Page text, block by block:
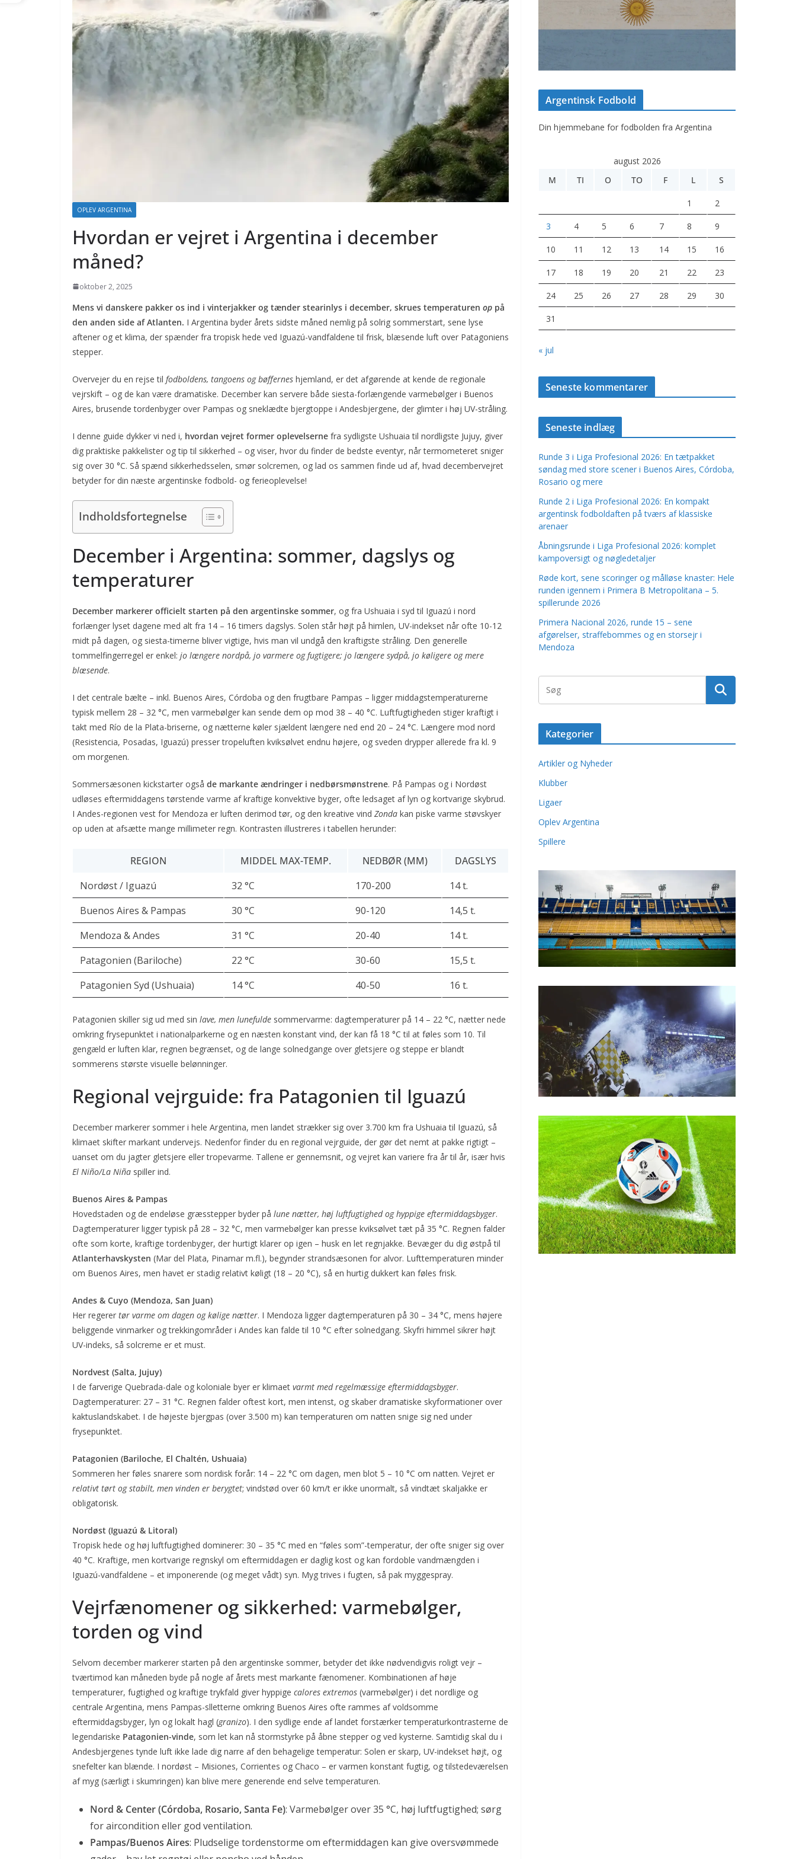
OPLEV ARGENTINA
Hvordan er vejret i Argentina i december
måned?
oktober 2, 2025
Mens vi danskere pakker os ind i vinterjakker og tænder stearinlys i december, skrues temperaturen op på
den anden side af Atlanten. I Argentina byder årets sidste måned nemlig på solrig sommerstart, sene lyse
aftener og et klima, der spænder fra tropisk hede ved Iguazú-vandfaldene til frisk, blæsende luft over Patagoniens
stepper.
Overvejer du en rejse til fodboldens, tangoens og bøffernes hjemland, er det afgørende at kende de regionale
vejrskift – og de kan være dramatiske. December kan servere både siesta-forlængende varmebølger i Buenos
Aires, brusende tordenbyger over Pampas og sneklædte bjergtoppe i Andesbjergene, der glimter i høj UV-stråling.
I denne guide dykker vi ned i, hvordan vejret former oplevelserne fra sydligste Ushuaia til nordligste Jujuy, giver
dig praktiske pakkelister og tip til sikkerhed – og viser, hvor du finder de bedste eventyr, når termometeret sniger
sig over 30 °C. Så spænd sikkerhedsselen, smør solcremen, og lad os sammen finde ud af, hvad decembervejret
betyder for din næste argentinske fodbold- og ferieoplevelse!
Indholdsfortegnelse
December i Argentina: sommer, dagslys og
temperaturer
December markerer officielt starten på den argentinske sommer, og fra Ushuaia i syd til Iguazú i nord
forlænger lyset dagene med alt fra 14 – 16 timers dagslys. Solen står højt på himlen, UV-indekset når ofte 10-12
midt på dagen, og siesta-timerne bliver vigtige, hvis man vil undgå den kraftigste stråling. Den generelle
tommelfingerregel er enkel: jo længere nordpå, jo varmere og fugtigere; jo længere sydpå, jo køligere og mere
blæsende.
I det centrale bælte – inkl. Buenos Aires, Córdoba og den frugtbare Pampas – ligger middags­temperaturerne
typisk mellem 28 – 32 °C, men varmebølger kan sende dem op mod 38 – 40 °C. Luftfugtigheden stiger kraftigt i
takt med Río de la Plata-briserne, og nætterne køler sjældent længere ned end 20 – 24 °C. Længere mod nord
(Resistencia, Posadas, Iguazú) presser tropeluften kviksølvet endnu højere, og sveden drypper allerede fra kl. 9
om morgenen.
Sommersæsonen kickstarter også de markante ændringer i nedbørsmønstrene. På Pampas og i Nordøst
udløses eftermiddagens tørstende varme af kraftige konvektive byger, ofte ledsaget af lyn og kortvarige skybrud.
I Andes-regionen vest for Mendoza er luften derimod tør, og den kreative vind Zonda kan piske varme støvskyer
op uden at afsætte mange millimeter regn. Kontrasten illustreres i tabellen herunder:
REGION MIDDEL MAX-TEMP. NEDBØR (MM)
DAGSLYS
Nordøst / Iguazú
32 °C 170-200
14 t.
Buenos Aires & Pampas
30 °C 90-120
14,5 t.
Mendoza & Andes
31 °C 20-40
14 t.
Patagonien (Bariloche)
22 °C 30-60
15,5 t.
Patagonien Syd (Ushuaia)
14 °C 40-50 16 t.
Patagonien skiller sig ud med sin lave, men lunefulde sommervarme: dagtemperaturer på 14 – 22 °C, nætter nede
omkring frysepunktet i nationalparkerne og en næsten konstant vind, der kan få 18 °C til at føles som 10. Til
gengæld er luften klar, regnen begrænset, og de lange solnedgange over gletsjere og steppe er blandt
sommerens største visuelle belønninger.
Regional vejrguide: fra Patagonien til Iguazú
December markerer sommer i hele Argentina, men landet strækker sig over 3.700 km fra Ushuaia til Iguazú, så
klimaet skifter markant undervejs. Nedenfor finder du en regional vejrguide, der gør det nemt at pakke rigtigt –
uanset om du jagter gletsjere eller tropevarme. Tallene er gennemsnit, og vejret kan variere fra år til år, især hvis
El Niño/La Niña spiller ind.
Buenos Aires & Pampas
Hovedstaden og de endeløse græsstepper byder på lune nætter, høj luftfugtighed og hyppige eftermiddagsbyger.
Dagtemperaturer ligger typisk på 28 – 32 °C, men varmebølger kan presse kviksølvet tæt på 35 °C. Regnen falder
ofte som korte, kraftige tordenbyger, der hurtigt klarer op igen – husk en let regnjakke. Bevæger du dig østpå til
Atlanterhavskysten (Mar del Plata, Pinamar m.fl.), begynder strandsæsonen for alvor. Lufttemperaturen minder
om Buenos Aires, men havet er stadig relativt køligt (18 – 20 °C), så en hurtig dukkert kan føles frisk.
Andes & Cuyo (Mendoza, San Juan)
Her regerer tør varme om dagen og kølige nætter. I Mendoza ligger dagtemperaturen på 30 – 34 °C, mens højere
beliggende vinmarker og trekkingområder i Andes kan falde til 10 °C efter solnedgang. Skyfri himmel sikrer højt
UV-indeks, så solcreme er et must.
Nordvest (Salta, Jujuy)
I de farverige Quebrada-dale og koloniale byer er klimaet varmt med regelmæssige eftermiddagsbyger.
Dagtemperaturer: 27 – 31 °C. Regnen falder oftest kort, men intenst, og skaber dramatiske skyformationer over
kaktuslandskabet. I de højeste bjergpas (over 3.500 m) kan temperaturen om natten snige sig ned under
frysepunktet.
Patagonien (Bariloche, El Chaltén, Ushuaia)
Sommeren her føles snarere som nordisk forår: 14 – 22 °C om dagen, men blot 5 – 10 °C om natten. Vejret er
relativt tørt og stabilt, men vinden er berygtet; vindstød over 60 km/t er ikke unormalt, så vindtæt skaljakke er
obligatorisk.
Nordøst (Iguazú & Litoral)
Tropisk hede og høj luftfugtighed dominerer: 30 – 35 °C med en “føles som”-temperatur, der ofte sniger sig over
40 °C. Kraftige, men kortvarige regnskyl om eftermiddagen er daglig kost og kan fordoble vandmængden i
Iguazú-vandfaldene – et imponerende (og meget vådt) syn. Myg trives i fugten, så pak myggespray.
Vejrfænomener og sikkerhed: varmebølger,
torden og vind
Selvom december markerer starten på den argentinske sommer, betyder det ikke nødvendigvis roligt vejr –
tværtimod kan måneden byde på nogle af årets mest markante fænomener. Kombinationen af høje
temperaturer, fugtighed og kraftige trykfald giver hyppige calores extremos (varmebølger) i det nordlige og
centrale Argentina, mens Pampas-slletterne omkring Buenos Aires ofte rammes af voldsomme
eftermiddagsbyger, lyn og lokalt hagl (granizo). I den sydlige ende af landet forstærker temperaturkontrasterne de
legendariske Patagonien-vinde, som let kan nå stormstyrke på åbne stepper og ved kysterne. Samtidig skal du i
Andesbjergenes tynde luft ikke lade dig narre af den behagelige temperatur: Solen er skarp, UV-indekset højt, og
snefelter kan blænde. I nordøst – Misiones, Corrientes og Chaco – er varmen konstant fugtig, og tilstedeværelsen
af myg (særligt i skumringen) kan blive mere generende end selve temperaturen.
Nord & Center (Córdoba, Rosario, Santa Fe): Varmebølger over 35 °C, høj luftfugtighed; sørg
for aircondition eller god ventilation.
Pampas/Buenos Aires: Pludselige tordenstorme om eftermiddagen kan give oversvømmede
Argentinsk Fodbold
Din hjemmebane for fodbolden fra Argentina
august 2026
M
TI O TO F L S
1 2
3 4 5 6 7 8 9
10 11 12 13 14 15 16
17 18 19 20 21 22 23
24 25 26 27 28 29 30
31
« jul
Seneste kommentarer
Seneste indlæg
Runde 3 i Liga Profesional 2026: En tætpakket
søndag med store scener i Buenos Aires, Córdoba,
Rosario og mere
Runde 2 i Liga Profesional 2026: En kompakt
argentinsk fodboldaften på tværs af klassiske
arenaer
Åbningsrunde i Liga Profesional 2026: komplet
kampoversigt og nøgledetaljer
Røde kort, sene scoringer og målløse knaster: Hele
runden igennem i Primera B Metropolitana – 5.
spillerunde 2026
Primera Nacional 2026, runde 15 – sene
afgørelser, straffebommes og en storsejr i
Mendoza
Kategorier
Artikler og Nyheder
Klubber
Ligaer
Oplev Argentina
Spillere